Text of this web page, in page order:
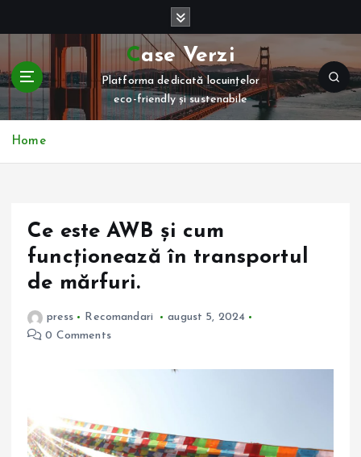
t
c
Case Verzi
Platforma dedicată locuințelor
eco-friendly și sustenabile
Home
Ce este AWB și cum
funcționează în transportul
de mărfuri.
press Recomandari
august 5, 2024
0 Comments